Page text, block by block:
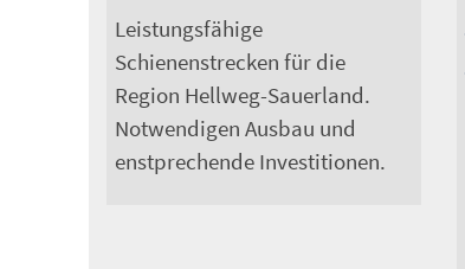
Leistungsfähige
Schienenstrecken für die
Region Hellweg-Sauerland.
Notwendigen Ausbau und
enstprechende Investitionen.